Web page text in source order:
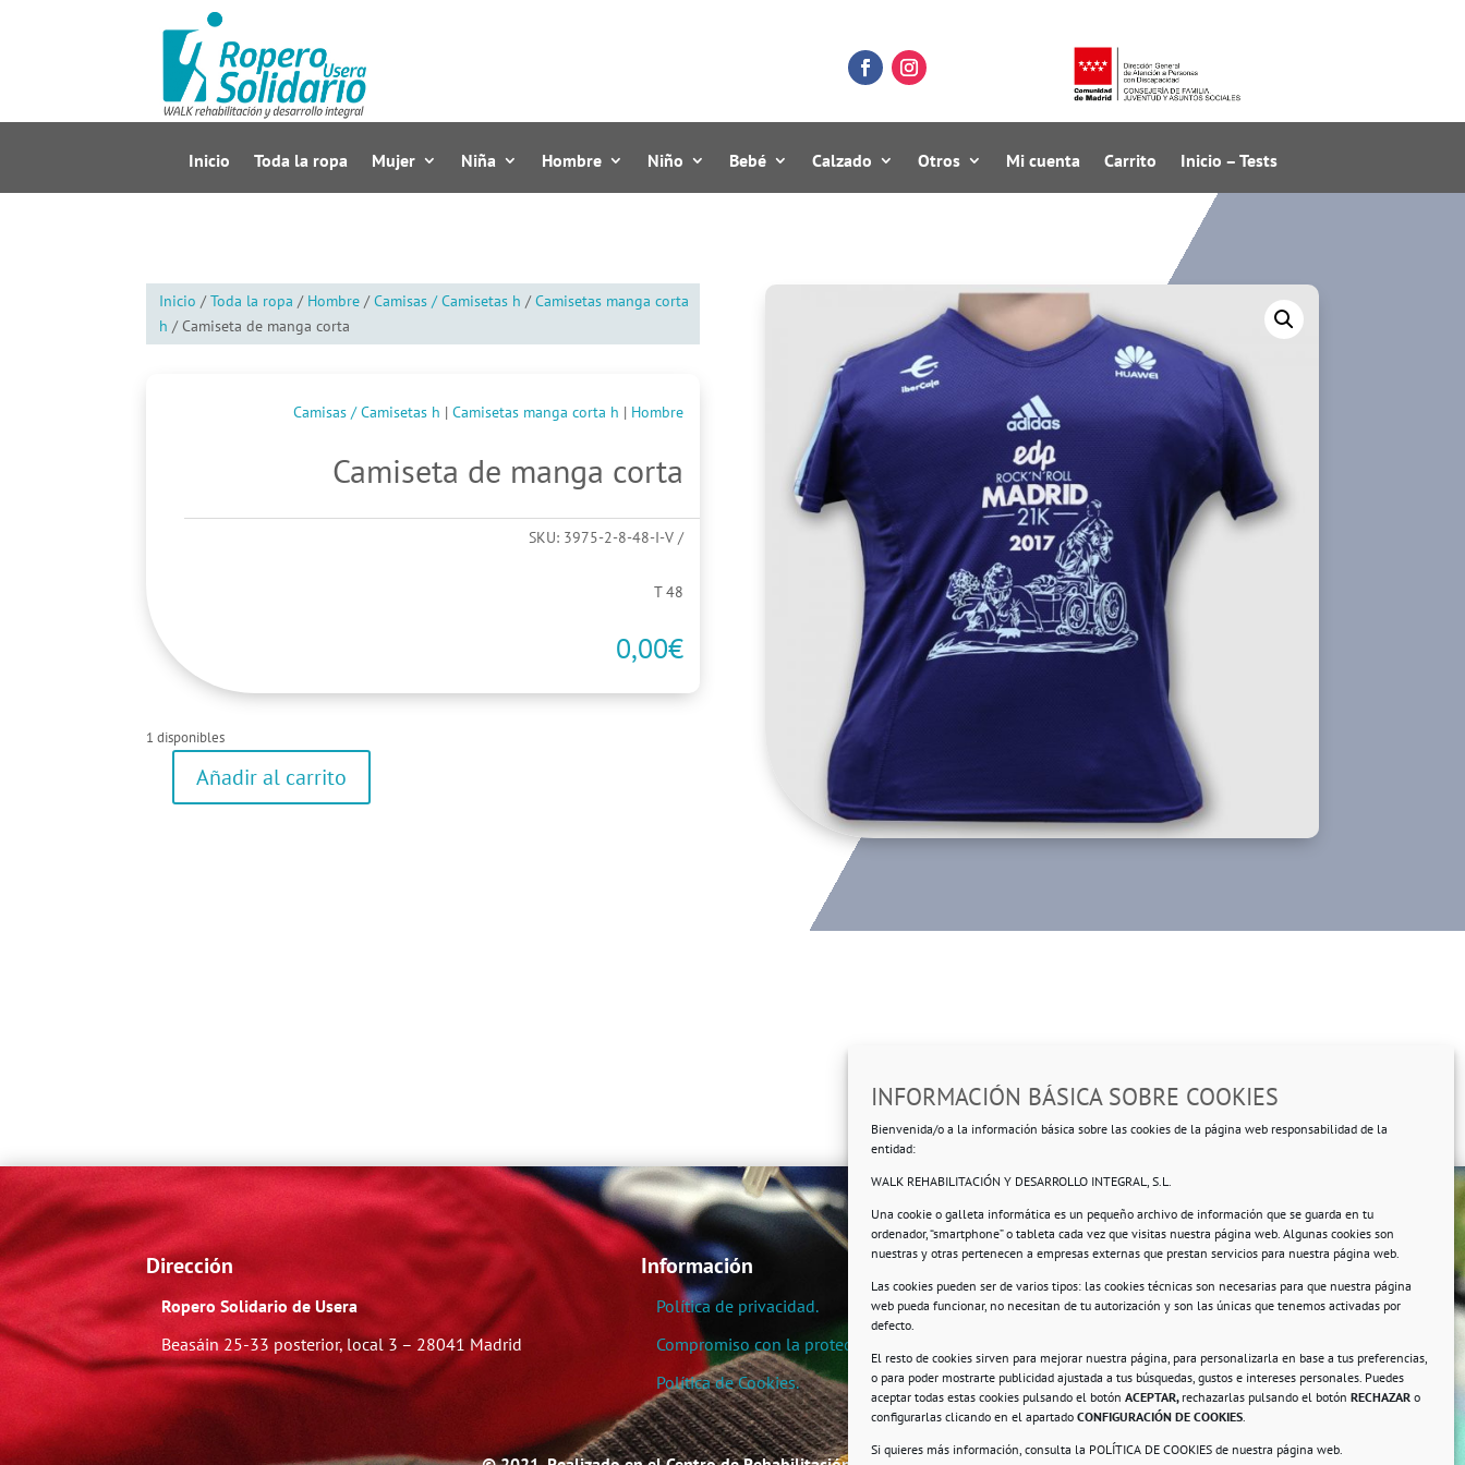
INFORMACIÓN BÁSICA SOBRE COOKIES
Bienvenida/o a la información básica sobre las cookies de la página web responsabilidad de la
entidad:
WALK REHABILITACIÓN Y DESARROLLO INTEGRAL, S.L.
Una cookie o galleta informática es un pequeño archivo de información que se guarda en tu
ordenador, “smartphone” o tableta cada vez que visitas nuestra página web. Algunas cookies son
nuestras y otras pertenecen a empresas externas que prestan servicios para nuestra página web.
Las cookies pueden ser de varios tipos: las cookies técnicas son necesarias para que nuestra página
web pueda funcionar, no necesitan de tu autorización y son las únicas que tenemos activadas por
defecto.
El resto de cookies sirven para mejorar nuestra página, para personalizarla en base a tus preferencias,
o para poder mostrarte publicidad ajustada a tus búsquedas, gustos e intereses personales. Puedes
aceptar todas estas cookies pulsando el botón ACEPTAR, rechazarlas pulsando el botón RECHAZAR o
configurarlas clicando en el apartado CONFIGURACIÓN DE COOKIES.
Si quieres más información, consulta la POLÍTICA DE COOKIES de nuestra página web.
Inicio Toda la ropa Mujer Niña Hombre Niño Bebé Calzado Otros Mi cuenta Carrito Inicio – Tests
Inicio /Toda la ropa / Hombre /Camisas / Camisetas h /Camisetas manga corta
h / Camiseta de manga corta
Camisas / Camisetas h |Camisetas manga corta h | Hombre
Camiseta de manga corta
SKU: 3975-2-8-48-I-V
T 48
0,00€
1 disponibles
CamisetaAñadir al carrito
Dirección
Ropero Solidario de Usera
Beasáin 25-33 posterior, local 3 – 28041 Madrid
Información
Política de privacidad.
Compromiso con la protección de datos personales.
Política de Cookies.